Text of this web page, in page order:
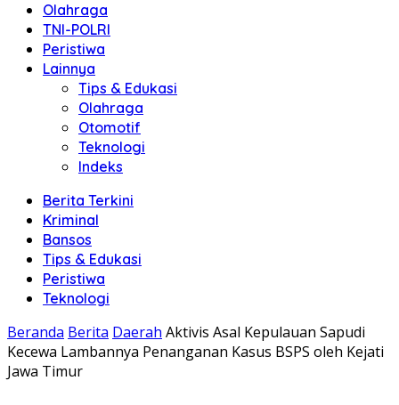
Olahraga
TNI-POLRI
Peristiwa
Lainnya
Tips & Edukasi
Olahraga
Otomotif
Teknologi
Indeks
Berita Terkini
Kriminal
Bansos
Tips & Edukasi
Peristiwa
Teknologi
Beranda Berita Daerah Aktivis Asal Kepulauan Sapudi
Kecewa Lambannya Penanganan Kasus BSPS oleh Kejati
Jawa Timur